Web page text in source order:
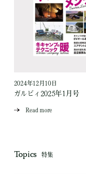
2024年12月10日
ガルビィ2025年1月号
Read more
Topics 特集